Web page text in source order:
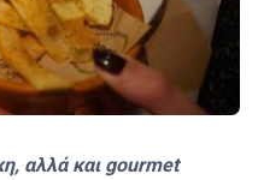
αλλά και gourmet